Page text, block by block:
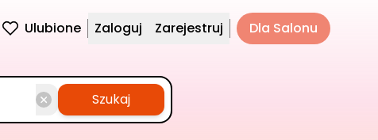
Ulubione Zaloguj Zarejestruj Dla Salonu
Szukaj